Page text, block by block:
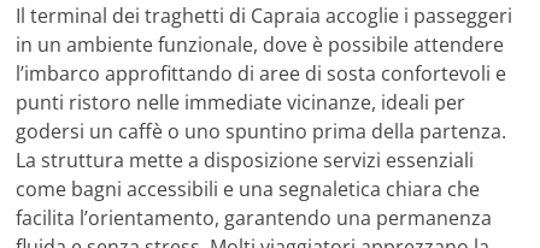
Il terminal dei traghetti di Capraia accoglie i passeggeri
in un ambiente funzionale, dove è possibile attendere
l’imbarco approfittando di aree di sosta confortevoli e
punti ristoro nelle immediate vicinanze, ideali per
godersi un caffè o uno spuntino prima della partenza.
La struttura mette a disposizione servizi essenziali
come bagni accessibili e una segnaletica chiara che
facilita l’orientamento, garantendo una permanenza